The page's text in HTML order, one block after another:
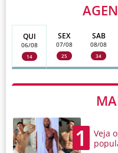
QUI
06/08
14
SEX
07/08
25
SAB
08/08
34
1
Veja